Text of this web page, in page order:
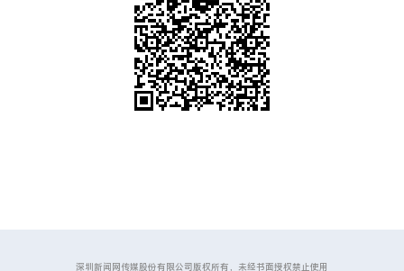
深圳新闻网传媒股份有限公司版权所有，未经书面授权禁止使用